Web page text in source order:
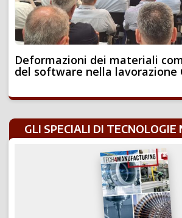
Deformazioni dei materiali
del software nella lavorazione
GLI SPECIALI DI TECNOLOGIE